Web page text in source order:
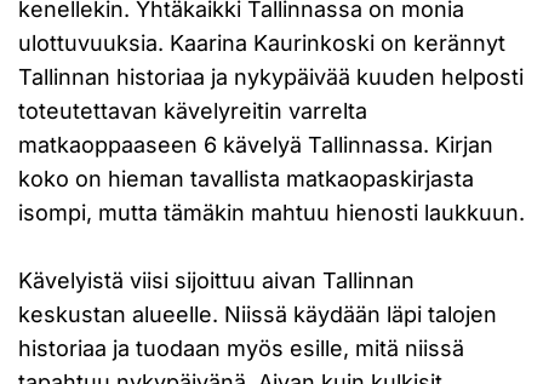
kenellekin. Yhtäkaikki Tallinnassa on monia
ulottuvuuksia. Kaarina Kaurinkoski on kerännyt
Tallinnan historiaa ja nykypäivää kuuden helposti
toteutettavan kävelyreitin varrelta
matkaoppaaseen 6 kävelyä Tallinnassa. Kirjan
koko on hieman tavallista matkaopaskirjasta
isompi, mutta tämäkin mahtuu hienosti laukkuun.
Kävelyistä viisi sijoittuu aivan Tallinnan
keskustan alueelle. Niissä käydään läpi talojen
historiaa ja tuodaan myös esille, mitä niissä